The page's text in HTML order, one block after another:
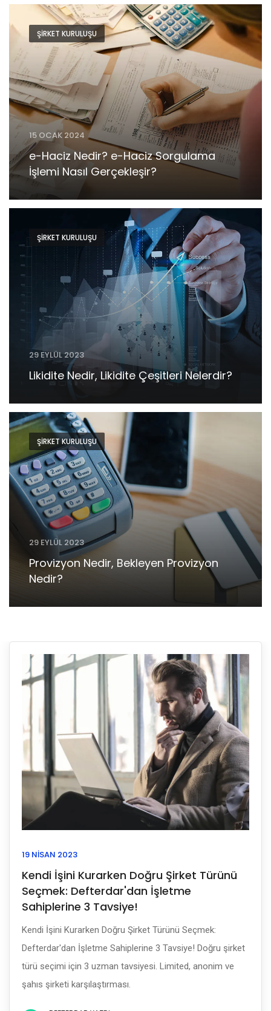
ŞIRKET KURULUŞU
15 OCAK 2024
e-Haciz Nedir? e-Haciz Sorgulama
İşlemi Nasıl Gerçekleşir?
ŞIRKET KURULUŞU
29 EYLÜL 2023
Likidite Nedir, Likidite Çeşitleri Nelerdir?
ŞIRKET KURULUŞU
29 EYLÜL 2023
Provizyon Nedir, Bekleyen Provizyon
Nedir?
19 NISAN 2023
Kendi İşini Kurarken Doğru Şirket Türünü
Seçmek: Defterdar'dan İşletme
Sahiplerine 3 Tavsiye!
Kendi İşini Kurarken Doğru Şirket Türünü Seçmek:
Defterdar'dan İşletme Sahiplerine 3 Tavsiye! Doğru şirket
türü seçimi için 3 uzman tavsiyesi. Limited, anonim ve
şahıs şirketi karşılaştırması.